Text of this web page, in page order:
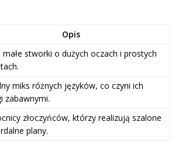
Opis
małe stworki o dużych oczach i prostych
miks różnych języków, co czyni ich
zabawnymi.
złoczyńców, którzy realizują szalone
plany.